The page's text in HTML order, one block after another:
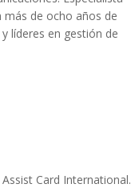
de ocho años de
líderes en gestión de
Card International.